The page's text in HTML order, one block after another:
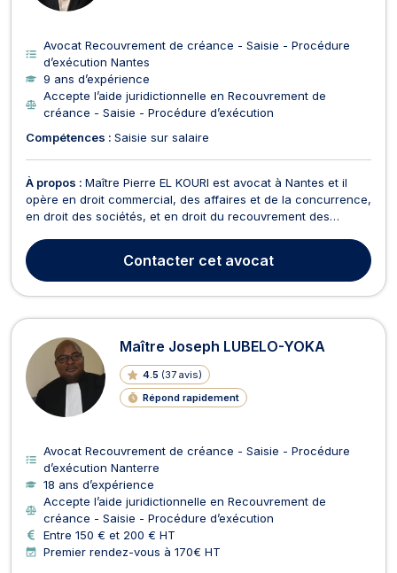
Avocat Recouvrement de créance - Saisie - Procédure
d’exécution Nantes
9 ans d’expérience
Accepte l’aide juridictionnelle en Recouvrement de
créance - Saisie - Procédure d’exécution
Compétences : Saisie sur salaire
À propos : Maître Pierre EL KOURI est avocat à Nantes et il
opère en droit commercial, des affaires et de la concurrence,
en droit des sociétés, et en droit du recouvrement des
Maître Pierre EL KOURI est compétent en droit commercial,
des affaires et de la concurrence si vous ...
Contacter cet avocat
Maître Joseph LUBELO-YOKA
4.5 (37 avis)
Répond rapidement
Avocat Recouvrement de créance - Saisie - Procédure
d’exécution Nanterre
18 ans d’expérience
Accepte l’aide juridictionnelle en Recouvrement de
créance - Saisie - Procédure d’exécution
Entre 150 € et 200 € HT
Premier rendez-vous à 170€ HT